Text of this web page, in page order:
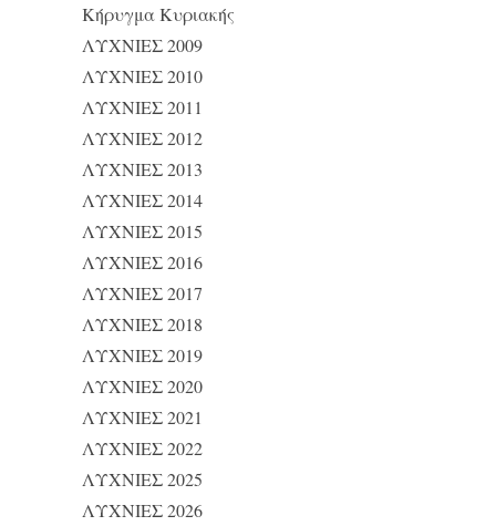
Κήρυγμα Κυριακής
ΛΥΧΝΙΕΣ 2009
ΛΥΧΝΙΕΣ 2010
ΛΥΧΝΙΕΣ 2011
ΛΥΧΝΙΕΣ 2012
ΛΥΧΝΙΕΣ 2013
ΛΥΧΝΙΕΣ 2014
ΛΥΧΝΙΕΣ 2015
ΛΥΧΝΙΕΣ 2016
ΛΥΧΝΙΕΣ 2017
ΛΥΧΝΙΕΣ 2018
ΛΥΧΝΙΕΣ 2019
ΛΥΧΝΙΕΣ 2020
ΛΥΧΝΙΕΣ 2021
ΛΥΧΝΙΕΣ 2022
ΛΥΧΝΙΕΣ 2025
ΛΥΧΝΙΕΣ 2026